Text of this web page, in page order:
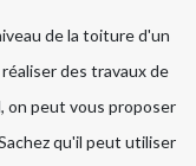
de la toiture d'un
des travaux de
on peut vous proposer
qu'il peut utiliser